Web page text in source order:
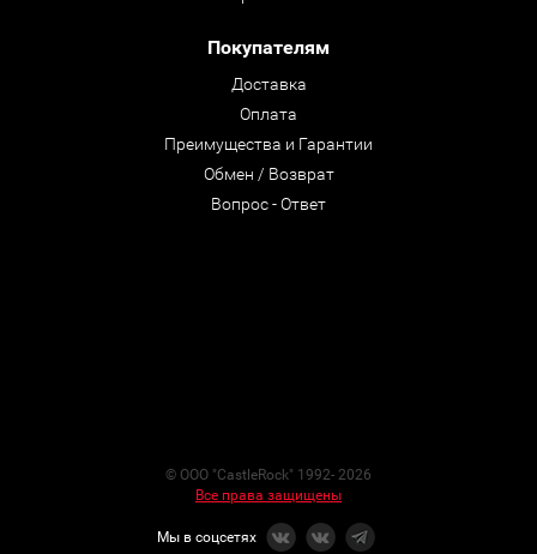
Покупателям
Доставка
Оплата
Преимущества и Гарантии
Обмен / Возврат
Вопрос - Ответ
© ООО "CastleRock" 1992- 2026
Все права защищены
Мы в соцсетях